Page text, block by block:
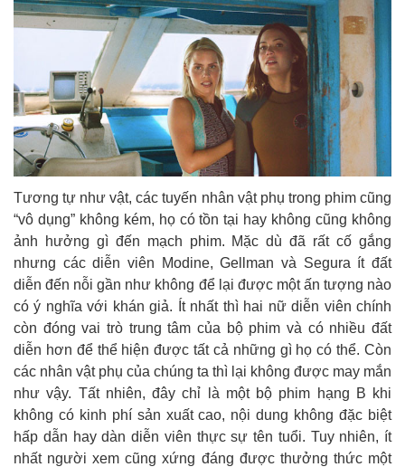
Tương tự như vật, các tuyến nhân vật phụ trong phim cũng
“vô dụng” không kém, họ có tồn tại hay không cũng không
ảnh hưởng gì đến mạch phim. Mặc dù đã rất cố gắng
nhưng các diễn viên Modine, Gellman và Segura ít đất
diễn đến nỗi gần như không để lại được một ấn tượng nào
có ý nghĩa với khán giả. Ít nhất thì hai nữ diễn viên chính
còn đóng vai trò trung tâm của bộ phim và có nhiều đất
diễn hơn để thể hiện được tất cả những gì họ có thể. Còn
các nhân vật phụ của chúng ta thì lại không được may mắn
như vậy. Tất nhiên, đây chỉ là một bộ phim hạng B khi
không có kinh phí sản xuất cao, nội dung không đặc biệt
hấp dẫn hay dàn diễn viên thực sự tên tuổi. Tuy nhiên, ít
nhất người xem cũng xứng đáng được thưởng thức một